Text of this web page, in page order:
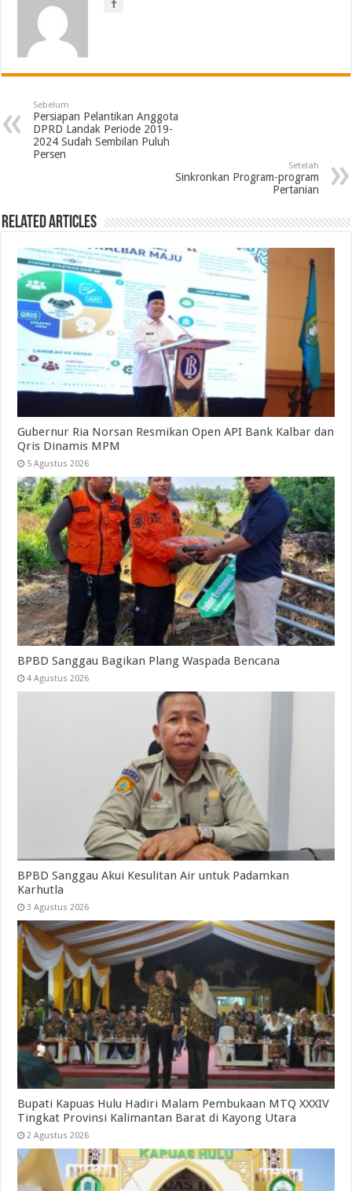
Sebelum
Persiapan Pelantikan Anggota
DPRD Landak Periode 2019-
2024 Sudah Sembilan Puluh
Persen
Setelah
Sinkronkan Program-program
Pertanian
Related Articles
Gubernur Ria Norsan Resmikan Open API Bank Kalbar dan
Qris Dinamis MPM
5 Agustus 2026
BPBD Sanggau Bagikan Plang Waspada Bencana
4 Agustus 2026
BPBD Sanggau Akui Kesulitan Air untuk Padamkan
Karhutla
3 Agustus 2026
Bupati Kapuas Hulu Hadiri Malam Pembukaan MTQ XXXIV
Tingkat Provinsi Kalimantan Barat di Kayong Utara
2 Agustus 2026